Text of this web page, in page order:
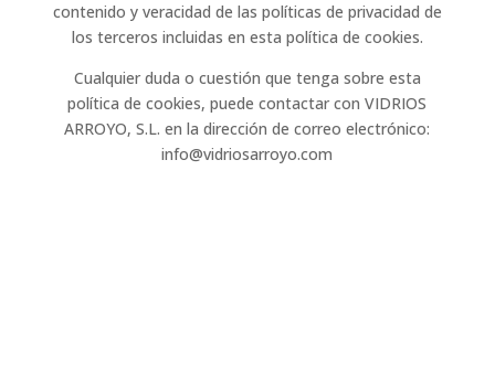
contenido y veracidad de las políticas de privacidad de
los terceros incluidas en esta política de cookies.
Cualquier duda o cuestión que tenga sobre esta
política de cookies, puede contactar con VIDRIOS
ARROYO, S.L. en la dirección de correo electrónico:
info@vidriosarroyo.com